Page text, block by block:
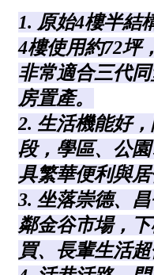
花蓮縣
金門連江
不拘
1樓
3樓
5~10樓
21樓以上
~